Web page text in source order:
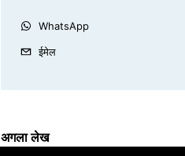
WhatsApp
ईमेल
अगला लेख